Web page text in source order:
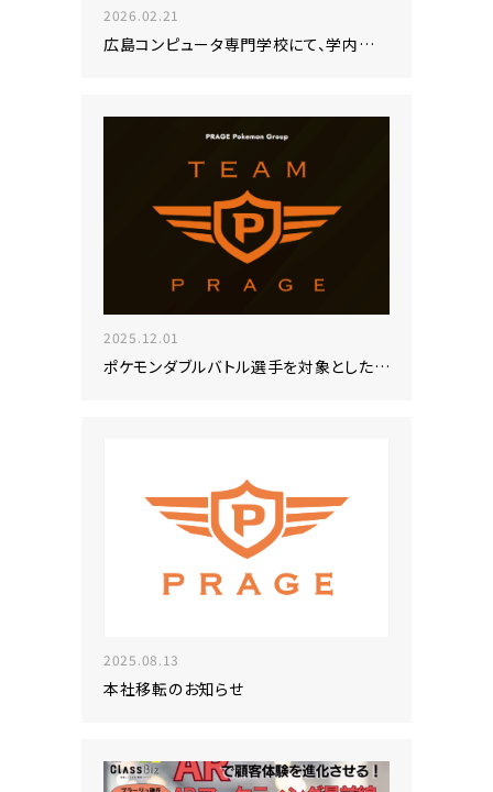
2026.02.21
広島コンピュータ専門学校にて、学内企業説明会に参加いたしました！
2025.12.01
ポケモンダブルバトル選手を対象とした競技サポート制度および競技チーム発足について
2025.08.13
本社移転のお知らせ